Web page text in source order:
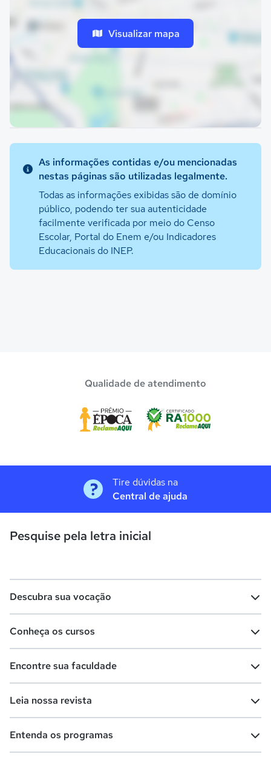
Visualizar mapa
As informações contidas e/ou mencionadas
nestas páginas são utilizadas legalmente.
Todas as informações exibidas são de domínio
público, podendo ter sua autenticidade
facilmente verificada por meio do Censo
Escolar, Portal do Enem e/ou Indicadores
Educacionais do INEP.
Qualidade de atendimento
Tire dúvidas na
Central de ajuda
Pesquise pela letra inicial
Descubra sua vocação
Conheça os cursos
Cursos técnicos
Encontre sua faculdade
Comunidade Quero
Leia nossa revista
Entenda os programas